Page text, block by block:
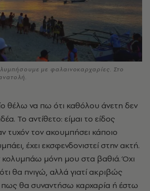
με φαλαινοκαρχαρίες. Στο
θέλω να πω ότι καθόλου άνετη δεν
Το αντίθετο: είμαι το είδος
τον ακουμπήσει κάποιο
έχει εκσφενδονιστεί στην ακτή.
κολυμπάω μόνη μου στα βαθιά. Όχι
θα πνιγώ, αλλά γιατί ακριβώς
πως θα συναντήσω καρχαρία ή έστω